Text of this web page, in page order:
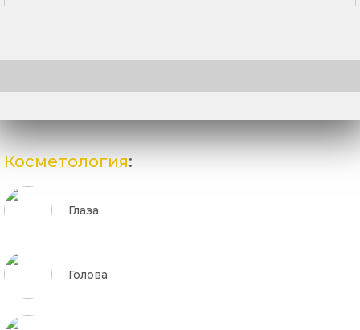
Косметология:
Глаза
Голова